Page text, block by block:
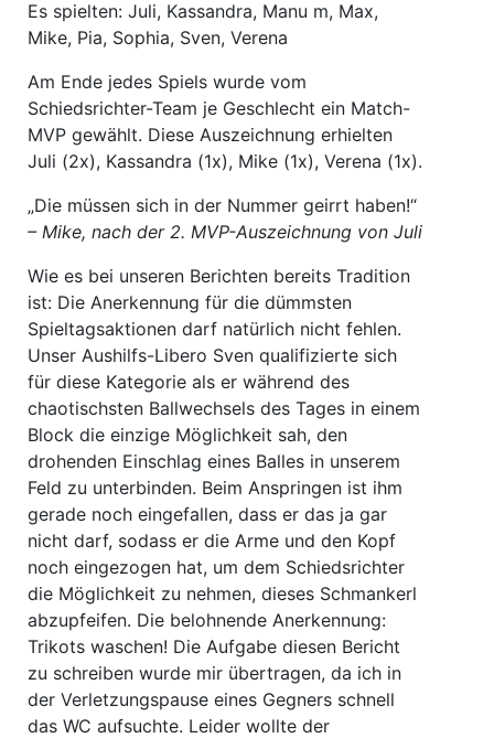
Es spielten: Juli, Kassandra, Manu m, Max,
Mike, Pia, Sophia, Sven, Verena
Am Ende jedes Spiels wurde vom
Schiedsrichter-Team je Geschlecht ein Match-
MVP gewählt. Diese Auszeichnung erhielten
Juli (2x), Kassandra (1x), Mike (1x), Verena (1x).
„Die müssen sich in der Nummer geirrt haben!“
– Mike, nach der 2. MVP-Auszeichnung von Juli
Wie es bei unseren Berichten bereits Tradition
ist: Die Anerkennung für die dümmsten
Spieltagsaktionen darf natürlich nicht fehlen.
Unser Aushilfs-Libero Sven qualifizierte sich
für diese Kategorie als er während des
chaotischsten Ballwechsels des Tages in einem
Block die einzige Möglichkeit sah, den
drohenden Einschlag eines Balles in unserem
Feld zu unterbinden. Beim Anspringen ist ihm
gerade noch eingefallen, dass er das ja gar
nicht darf, sodass er die Arme und den Kopf
noch eingezogen hat, um dem Schiedsrichter
die Möglichkeit zu nehmen, dieses Schmankerl
abzupfeifen. Die belohnende Anerkennung:
Trikots waschen! Die Aufgabe diesen Bericht
zu schreiben wurde mir übertragen, da ich in
der Verletzungspause eines Gegners schnell
das WC aufsuchte. Leider wollte der